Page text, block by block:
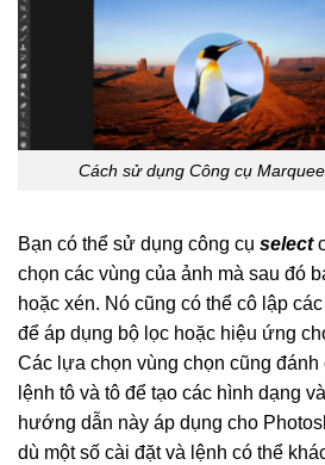
Cách sử dụng Công cụ
Bạn có thể sử dụng công cụ select
chọn các vùng của ảnh mà sau đó
hoặc xén. Nó cũng có thể cô lập
để áp dụng bộ lọc hoặc hiệu ứng
Các lựa chọn vùng chọn cũng
lệnh tô và tô để tạo các hình dạng
hướng dẫn này áp dụng cho
dù một số cài đặt và lệnh có thể